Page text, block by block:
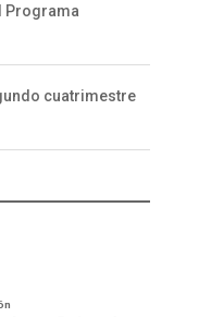
Programa
cuatrimestre